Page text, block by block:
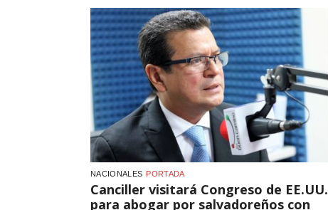
NACIONALES PORTADA
Canciller visitará Congreso de EE.UU.
para abogar por salvadoreños con